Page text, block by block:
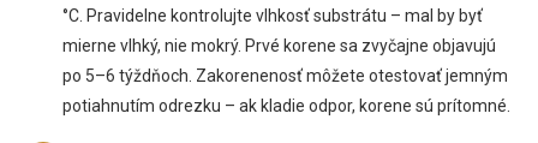
°C. Pravidelne kontrolujte vlhkosť substrátu – mal by byť
mierne vlhký, nie mokrý. Prvé korene sa zvyčajne objavujú
po 5–6 týždňoch. Zakorenenosť môžete otestovať jemným
potiahnutím odrezku – ak kladie odpor, korene sú prítomné.